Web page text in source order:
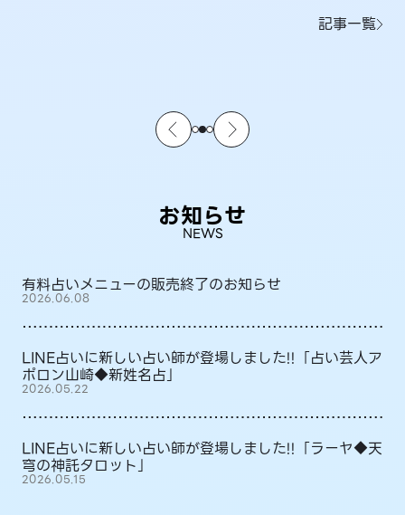
記事一覧
お知らせ
NEWS
有料占いメニューの販売終了のお知らせ
2026.06.08
LINE占いに新しい占い師が登場しました!!「占い芸人ア
ポロン山崎◆新姓名占」
2026.05.22
LINE占いに新しい占い師が登場しました!!「ラーヤ◆天
穹の神託タロット」
2026.05.15